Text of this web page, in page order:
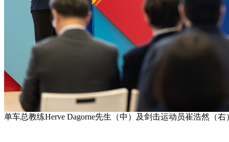
单车总教练Herve Dagorne先生（中）及剑击运动员崔浩然（